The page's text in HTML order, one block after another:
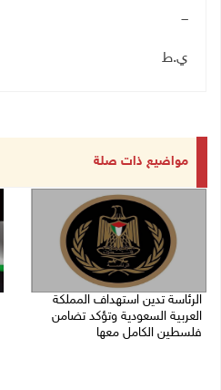
ـــ
ي.ط
مواضيع ذات صلة
الرئاسة تدين استهداف المملكة
العربية السعودية وتؤكد تضامن
فلسطين الكامل معها